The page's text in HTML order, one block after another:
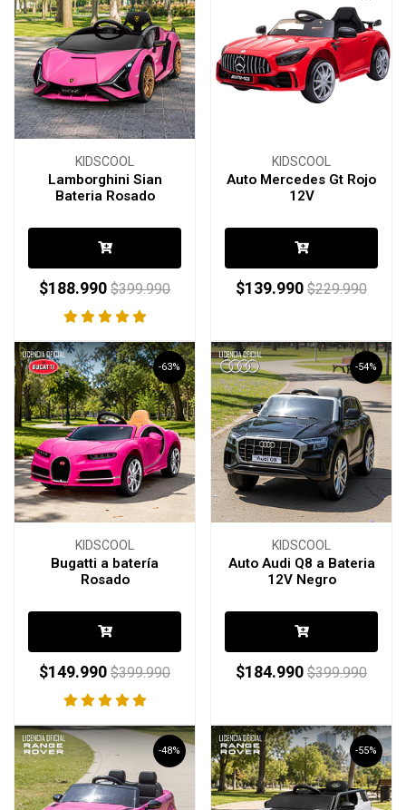
KIDSCOOL
Lamborghini Sian
Bateria Rosado
$188.990 $399.990
KIDSCOOL
Auto Mercedes Gt Rojo
12V
$139.990 $229.990
-63%
KIDSCOOL
Bugatti a batería
Rosado
$149.990 $399.990
-54%
KIDSCOOL
Auto Audi Q8 a Bateria
12V Negro
$184.990 $399.990
-48% -55%